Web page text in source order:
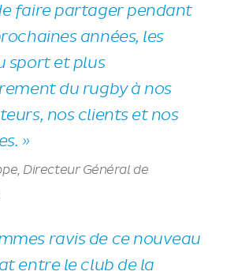
faire partager pendant
années, les
sport et plus
du rugby à nos
nos clients et nos
»
Directeur Général de
ravis de ce nouveau
entre le club de la